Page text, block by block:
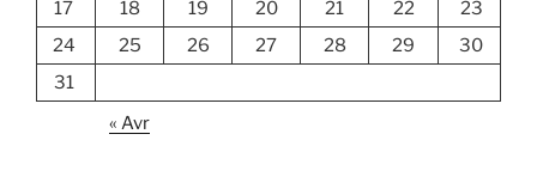
17
18 19 20 21 22
23
24
25 26 27 28 29
30
31
« Avr